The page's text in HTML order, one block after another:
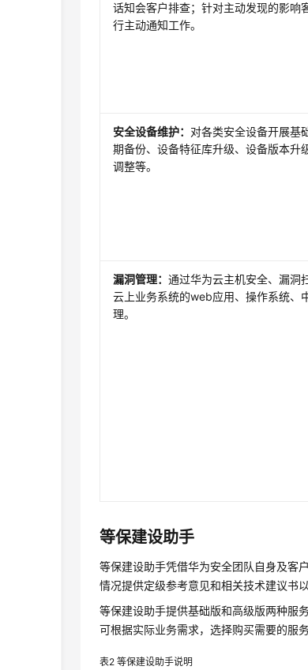
话知会客户排查；针对主动发现的影响
行主动通知工作。
安全设备维护： 对各类安全设备开展基
期备份、设备特征库升级、设备版本升
调整等。
漏洞管理：通过华为云主机安全、漏洞
云上业务系统的web应用、操作系统、
理。
等保建设助手
等保建设助手凭借华为安全团队自身及客
情况提供定级参考意见和相关技术建议书
等保建设助手提供基础版和高级版两种服
可根据实际业务需求，选择购买需要的服务
表2等保建设助手说明